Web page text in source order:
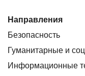
Направления
Безопасность
Гуманитарные и
Информационные